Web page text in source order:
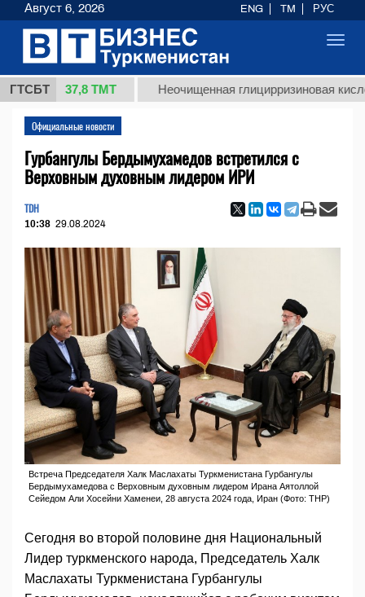
ГТСБТ
37,8 ТМТ Неочищенная глицирризиновая кислота
Официальные новости
Гурбангулы Бердымухамедов встретился с
Верховным духовным лидером ИРИ
TDH
10:38 29.08.2024
Встреча Председателя Халк Маслахаты Туркменистана Гурбангулы
Бердымухамедова с Верховным духовным лидером Ирана Аятоллой
Сейедом Али Хосейни Хаменеи, 28 августа 2024 года, Иран (Фото: ТНР)
Сегодня во второй половине дня Национальный
Лидер туркменского народа, Председатель Халк
Маслахаты Туркменистана Гурбангулы
Август 6, 2026 ENG TM РУС